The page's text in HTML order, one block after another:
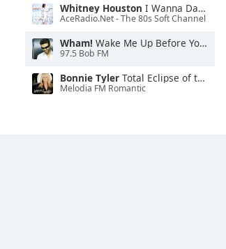
Whitney Houston I Wanna Dance With Somebody
AceRadio.Net - The 80s Soft Channel
Wham! Wake Me Up Before You Go-Go
97.5 Bob FM
Bonnie Tyler Total Eclipse of the Heart
Melodia FM Romantic